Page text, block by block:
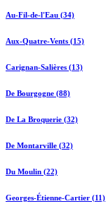
Au-Fil-de-l'Eau (34)
Aux-Quatre-Vents (15)
Carignan-Salières (13)
De Bourgogne (88)
De La Broquerie (32)
De Montarville (32)
Du Moulin (22)
Georges-Étienne-Cartier (11)